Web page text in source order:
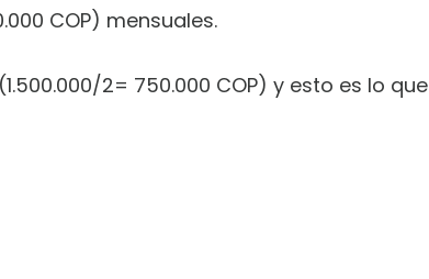
COP) mensuales.
2= 750.000 COP) y esto es lo que